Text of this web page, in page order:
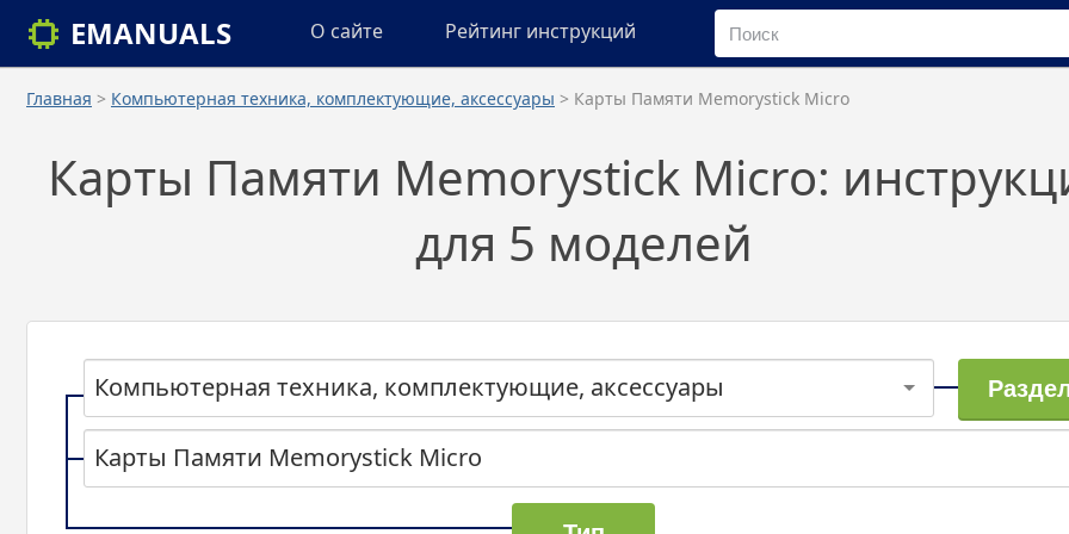
EMANUALS О сайте Рейтинг инструкций
Главная > Компьютерная техника, комплектующие, аксессуары > Карты Памяти Memorystick Micro
Карты Памяти Memorystick Micro:
для 5 моделей
Компьютерная техника, комплектующие, аксессуары
Карты Памяти Memorystick Micro